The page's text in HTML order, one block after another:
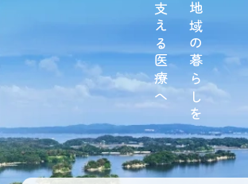
地域の暮らしを
支える医療へ